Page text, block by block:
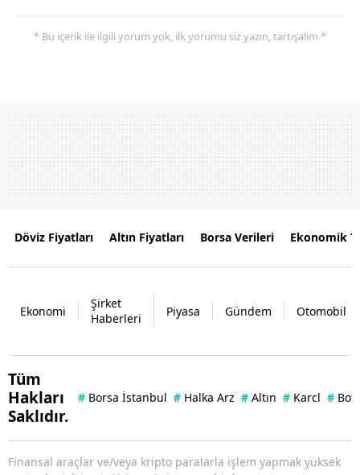
* Bu içerik ile ilgili yorum yok, ilk yorumu siz yazın, tartışalım *
Döviz Fiyatları Altın Fiyatları Borsa Verileri Ekonomik
Ekonomi
Şirket
Haberleri
Piyasa Gündem Otomobil
Tüm
Hakları
Saklıdır.
# Borsa İstanbul # Halka Arz # Altın # Karcl #
Finansal araçlar ve/veya kripto paralarla işlem yapmak yüksek